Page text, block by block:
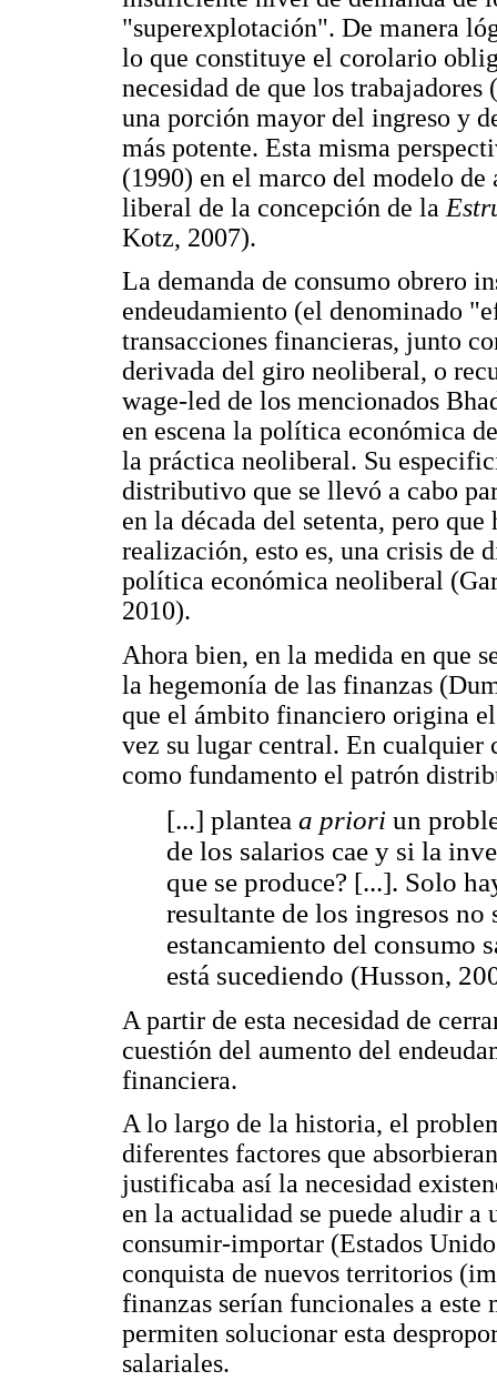
"superexplotación". De manera
lo que constituye el corolario
necesidad de que los
una porción mayor del ingreso y
más potente. Esta misma
(1990) en el marco del modelo
liberal de la concepción de la
Kotz, 2007).
La demanda de consumo obrero
endeudamiento (el denominado
transacciones financieras, junto
derivada del giro neoliberal, o
wage-led de los mencionados
en escena la política económica
la práctica neoliberal. Su
distributivo que se llevó a cabo
en la década del setenta, pero
realización, esto es, una crisis de
política económica neoliberal
2010).
Ahora bien, en la medida en que
la hegemonía de las finanzas
que el ámbito financiero origina
vez su lugar central. En cualquier
como fundamento el patrón
[...] plantea a priori un
de los salarios cae y si la
que se produce? [...]. Solo
resultante de los ingresos no
estancamiento del consumo
está sucediendo (Husson,
A partir de esta necesidad de
cuestión del aumento del
financiera.
A lo largo de la historia, el
diferentes factores que
justificaba así la necesidad
en la actualidad se puede aludir a
consumir-importar (Estados
conquista de nuevos territorios
finanzas serían funcionales a
permiten solucionar esta
salariales.